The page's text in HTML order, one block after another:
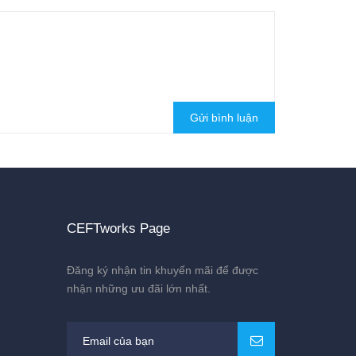
Gửi bình luận
CEFTworks Page
Đăng ký nhận tin khuyến mãi để được
nhận những ưu đãi lớn nhất.